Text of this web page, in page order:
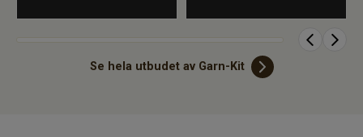
Se hela utbudet av Garn-Kit